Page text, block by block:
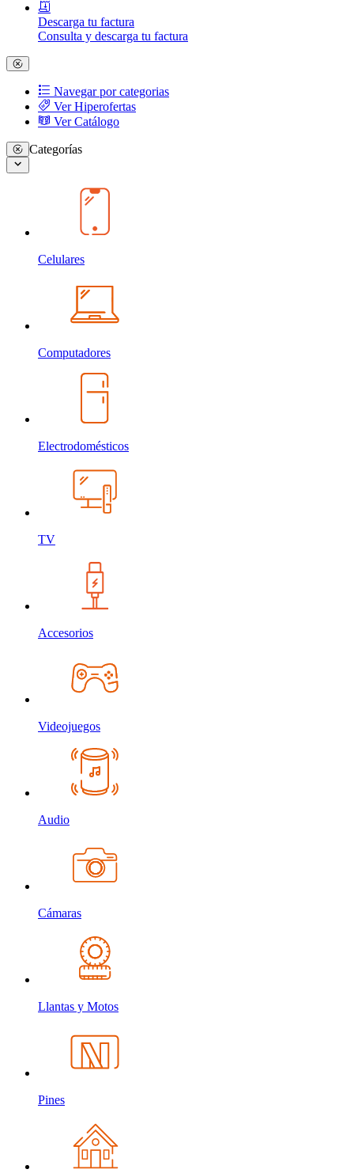
Descarga tu factura
Consulta y descarga tu factura
Navegar por categorias
Ver Hiperofertas
Ver Catálogo
Categorías
Celulares
Computadores
Electrodomésticos
TV
Accesorios
Videojuegos
Audio
Cámaras
Llantas y Motos
Pines